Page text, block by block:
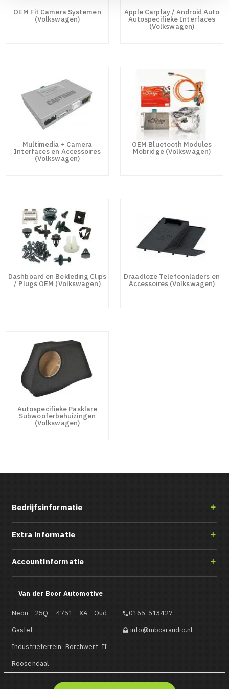
OEM Fit Camera Systemen
(Volkswagen)
Apple Carplay / Android Auto
Autospecifieke Interfaces
(Volkswagen)
Multimedia + Camera
Interfaces en Accessoires
(Volkswagen)
OEM Bluetooth Modules
Mobridge (Volkswagen)
Dashboard en Bekleding Clips
/ Plugs OEM (Volkswagen)
Draadloze Telefoonladers en
Accessoires (Volkswagen)
Autospecifieke Pasklare
Subwooferbehuizingen
(Volkswagen)
Bedrijfsinformatie 
Extra informatie 
Accountinformatie 
Van der Boor Automotive
Neon 25Q, 4751 XA Oud
Gastel
Industrieterrein Borchwerf II
Roosendaal
0165-513427
 info@mbcaraudio.nl